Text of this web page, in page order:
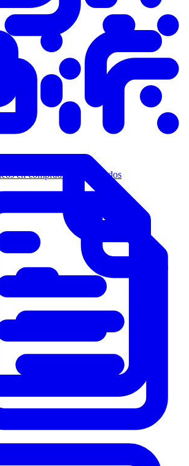
en compradores calificados
para el prestamista